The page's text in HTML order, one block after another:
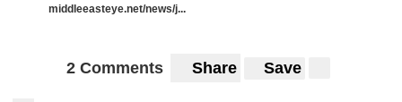
middleeasteye.net/news/j...
2 Comments Share Save